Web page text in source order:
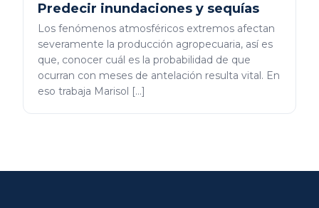
Predecir inundaciones y sequías
Los fenómenos atmosféricos extremos afectan
severamente la producción agropecuaria, así es
que, conocer cuál es la probabilidad de que
ocurran con meses de antelación resulta vital. En
eso trabaja Marisol […]